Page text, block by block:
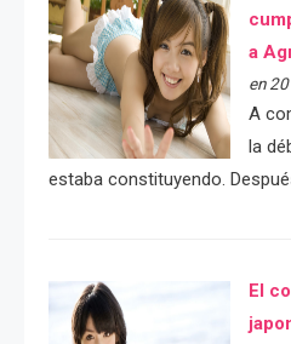
a
en
A
la
estaba constituyendo.
El